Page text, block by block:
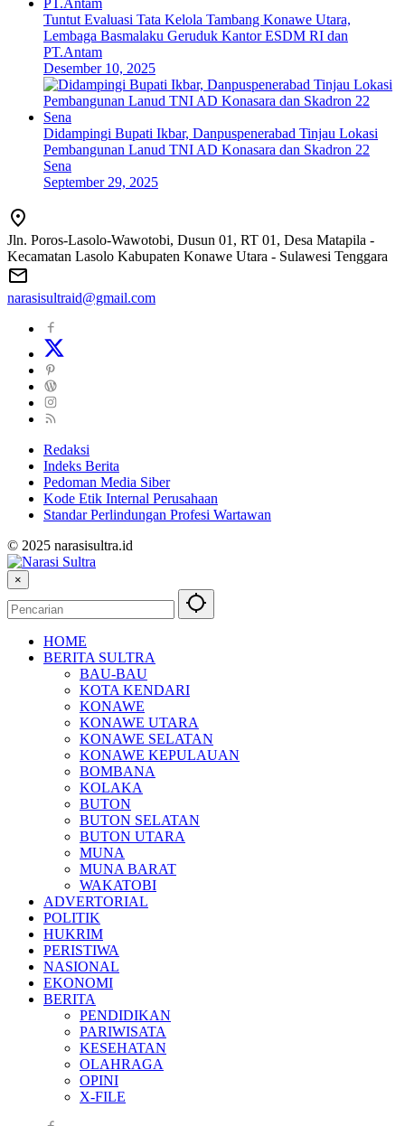
Tuntut Evaluasi Tata Kelola Tambang Konawe Utara,
Lembaga Basmalaku Geruduk Kantor ESDM RI dan
PT.Antam
Desember 10, 2025
Didampingi Bupati Ikbar, Danpuspenerabad Tinjau Lokasi
Pembangunan Lanud TNI AD Konasara dan Skadron 22
Sena
September 29, 2025
Jln. Poros-Lasolo-Wawotobi, Dusun 01, RT 01, Desa Matapila -
Kecamatan Lasolo Kabupaten Konawe Utara - Sulawesi Tenggara
narasisultraid@gmail.com
Redaksi
Indeks Berita
Pedoman Media Siber
Kode Etik Internal Perusahaan
Standar Perlindungan Profesi Wartawan
© 2025 narasisultra.id
×
HOME
BERITA SULTRA
BAU-BAU
KOTA KENDARI
KONAWE
KONAWE UTARA
KONAWE SELATAN
KONAWE KEPULAUAN
BOMBANA
KOLAKA
BUTON
BUTON SELATAN
BUTON UTARA
MUNA
MUNA BARAT
WAKATOBI
ADVERTORIAL
POLITIK
HUKRIM
PERISTIWA
NASIONAL
EKONOMI
BERITA
PENDIDIKAN
PARIWISATA
KESEHATAN
OLAHRAGA
OPINI
X-FILE